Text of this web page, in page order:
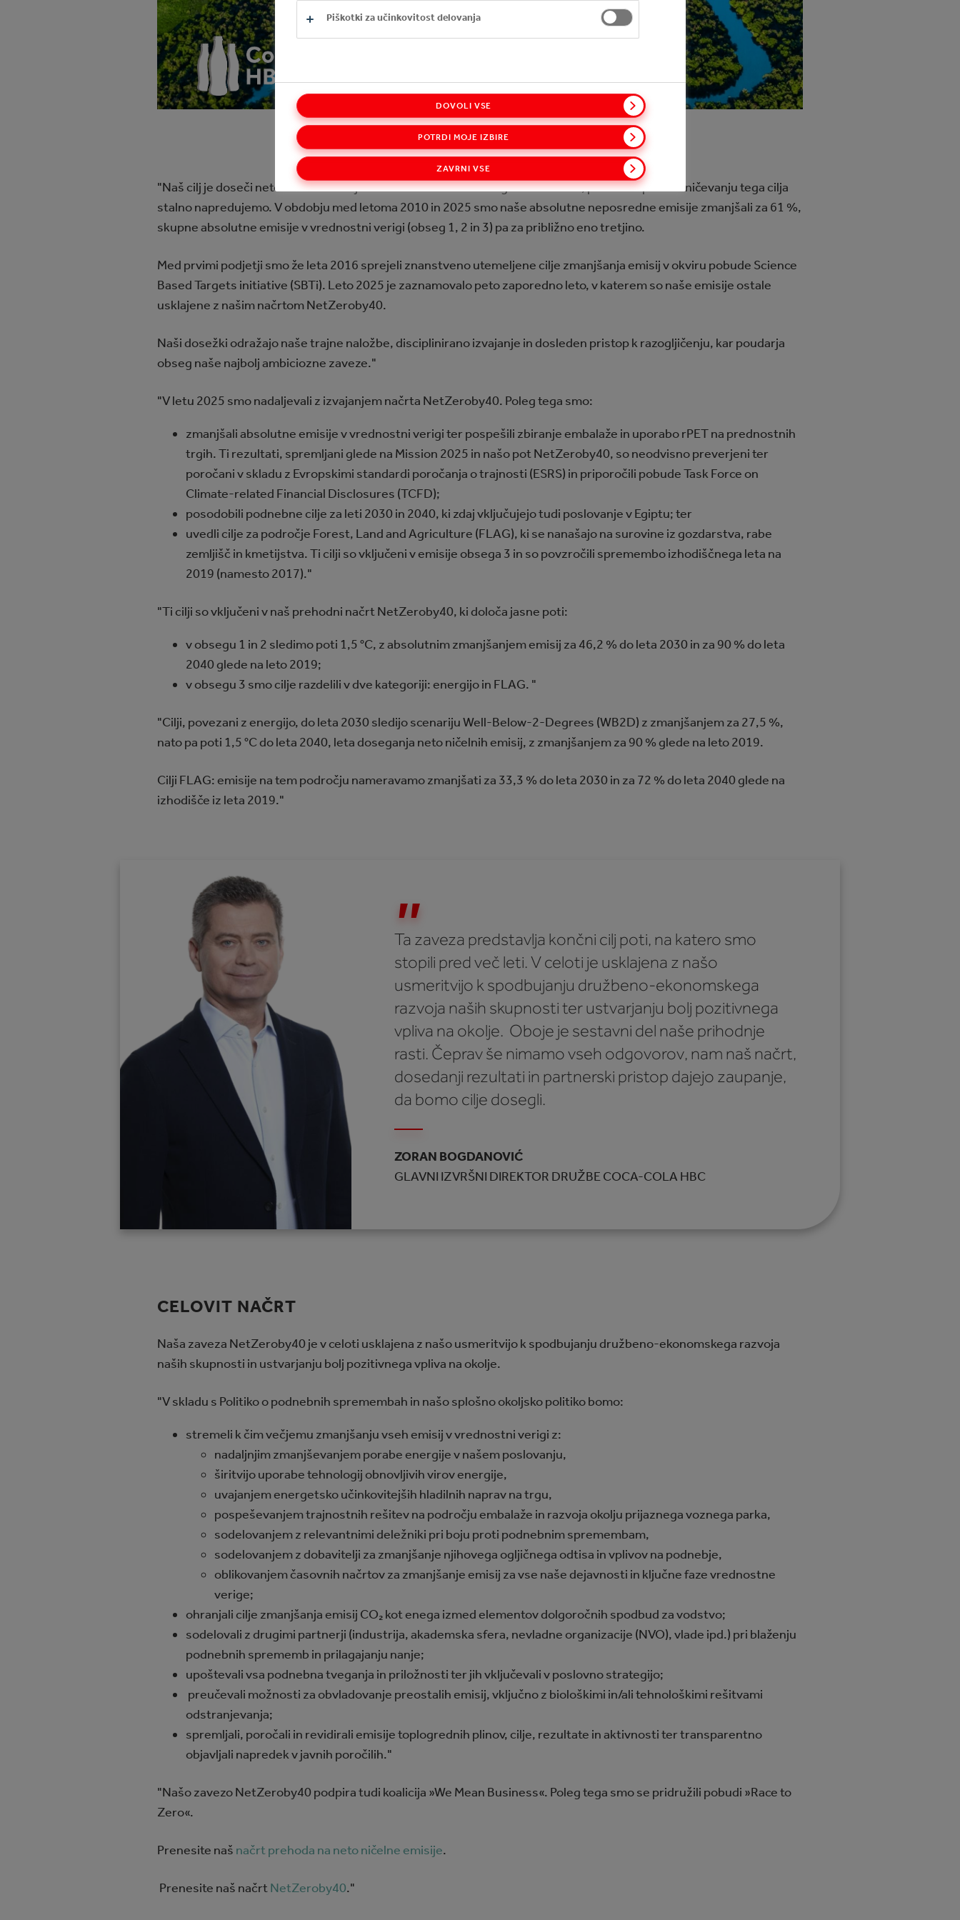
"Naš cilj je doseči neto ničelne emisije v celotni vrednostni verigi do leta 2040, pri čemer pri uresničevanju tega cilja
stalno napredujemo. V obdobju med letoma 2010 in 2025 smo naše absolutne neposredne emisije zmanjšali za 61 %,
skupne absolutne emisije v vrednostni verigi (obseg 1, 2 in 3) pa za približno eno tretjino.
Med prvimi podjetji smo že leta 2016 sprejeli znanstveno utemeljene cilje zmanjšanja emisij v okviru pobude Science
Based Targets initiative (SBTi). Leto 2025 je zaznamovalo peto zaporedno leto, v katerem so naše emisije ostale
usklajene z našim načrtom NetZeroby40.
Naši dosežki odražajo naše trajne naložbe, disciplinirano izvajanje in dosleden pristop k razogljičenju, kar poudarja
obseg naše najbolj ambiciozne zaveze."
"V letu 2025 smo nadaljevali z izvajanjem načrta NetZeroby40. Poleg tega smo:
zmanjšali absolutne emisije v vrednostni verigi ter pospešili zbiranje embalaže in uporabo rPET na prednostnih
trgih. Ti rezultati, spremljani glede na Mission 2025 in našo pot NetZeroby40, so neodvisno preverjeni ter
poročani v skladu z Evropskimi standardi poročanja o trajnosti (ESRS) in priporočili pobude Task Force on
Climate-related Financial Disclosures (TCFD);
posodobili podnebne cilje za leti 2030 in 2040, ki zdaj vključujejo tudi poslovanje v Egiptu; ter
uvedli cilje za področje Forest, Land and Agriculture (FLAG), ki se nanašajo na surovine iz gozdarstva, rabe
zemljišč in kmetijstva. Ti cilji so vključeni v emisije obsega 3 in so povzročili spremembo izhodiščnega leta na
2019 (namesto 2017)."
"Ti cilji so vključeni v naš prehodni načrt NetZeroby40, ki določa jasne poti:
v obsegu 1 in 2 sledimo poti 1,5 °C, z absolutnim zmanjšanjem emisij za 46,2 % do leta 2030 in za 90 % do leta
2040 glede na leto 2019;
v obsegu 3 smo cilje razdelili v dve kategoriji: energijo in FLAG. "
"Cilji, povezani z energijo, do leta 2030 sledijo scenariju Well-Below-2-Degrees (WB2D) z zmanjšanjem za 27,5 %,
nato pa poti 1,5 °C do leta 2040, leta doseganja neto ničelnih emisij, z zmanjšanjem za 90 % glede na leto 2019.
Cilji FLAG: emisije na tem področju nameravamo zmanjšati za 33,3 % do leta 2030 in za 72 % do leta 2040 glede na
izhodišče iz leta 2019."
Ta zaveza predstavlja končni cilj poti, na katero smo
stopili pred več leti. V celoti je usklajena z našo
usmeritvijo k spodbujanju družbeno-ekonomskega
razvoja naših skupnosti ter ustvarjanju bolj pozitivnega
vpliva na okolje. Oboje je sestavni del naše prihodnje
rasti. Čeprav še nimamo vseh odgovorov, nam naš načrt,
dosedanji rezultati in partnerski pristop dajejo zaupanje,
da bomo cilje dosegli.
ZORAN BOGDANOVIĆ
GLAVNI IZVRŠNI DIREKTOR DRUŽBE COCA-COLA HBC
CELOVIT NAČRT
Naša zaveza NetZeroby40 je v celoti usklajena z našo usmeritvijo k spodbujanju družbeno-ekonomskega razvoja
naših skupnosti in ustvarjanju bolj pozitivnega vpliva na okolje.
"V skladu s Politiko o podnebnih spremembah in našo splošno okoljsko politiko bomo:
stremeli k čim večjemu zmanjšanju vseh emisij v vrednostni verigi z:
nadaljnjim zmanjševanjem porabe energije v našem poslovanju,
širitvijo uporabe tehnologij obnovljivih virov energije,
uvajanjem energetsko učinkovitejših hladilnih naprav na trgu,
pospeševanjem trajnostnih rešitev na področju embalaže in razvoja okolju prijaznega voznega parka,
sodelovanjem z relevantnimi deležniki pri boju proti podnebnim spremembam,
sodelovanjem z dobavitelji za zmanjšanje njihovega ogljičnega odtisa in vplivov na podnebje,
oblikovanjem časovnih načrtov za zmanjšanje emisij za vse naše dejavnosti in ključne faze vrednostne
verige;
ohranjali cilje zmanjšanja emisij CO₂ kot enega izmed elementov dolgoročnih spodbud za vodstvo;
sodelovali z drugimi partnerji (industrija, akademska sfera, nevladne organizacije (NVO), vlade ipd.) pri blaženju
podnebnih sprememb in prilagajanju nanje;
upoštevali vsa podnebna tveganja in priložnosti ter jih vključevali v poslovno strategijo;
preučevali možnosti za obvladovanje preostalih emisij, vključno z biološkimi in/ali tehnološkimi rešitvami
odstranjevanja;
spremljali, poročali in revidirali emisije toplogrednih plinov, cilje, rezultate in aktivnosti ter transparentno
objavljali napredek v javnih poročilih."
"Našo zavezo NetZeroby40 podpira tudi koalicija »We Mean Business«. Poleg tega smo se pridružili pobudi »Race to
Zero«.
Prenesite naš načrt prehoda na neto ničelne emisije.
Prenesite naš načrtNetZeroby40."
Piškotki za učinkovitost delovanja
ZAVRNI VSE
POTRDI MOJE IZBIRE
DOVOLI VSE